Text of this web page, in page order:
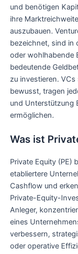
und benötigen
ihre
auszubauen.
bezeichnet, sind in
oder wohlhabende
bedeutende
zu investieren.
bewusst, tragen
und Unterstützung
ermöglichen.
Was ist
Private Equity (PE)
etabliertere
Cashflow und
Private-Equity-
Anleger,
eines
verbessern,
oder operative